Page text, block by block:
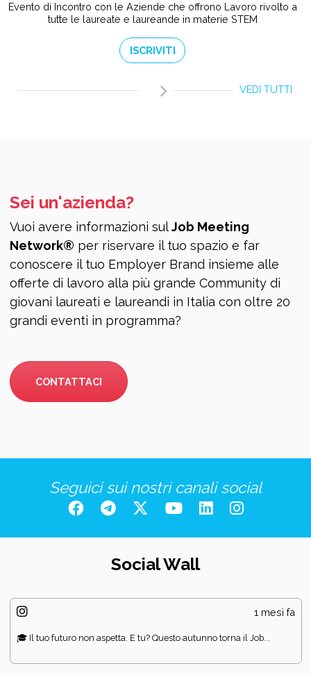
Evento di Incontro con le Aziende che offrono Lavoro rivolto a
tutte le laureate e laureande in materie STEM
ISCRIVITI
VEDI TUTTI
Sei un'azienda?
Vuoi avere informazioni sulJob Meeting
Network® per riservare il tuo spazio e far
conoscere il tuo Employer Brand insieme alle
offerte di lavoro alla più grande Community di
giovani laureati e laureandi in Italia con oltre 20
grandi eventi in programma?
CONTATTACI
Seguici sui nostri canali social
Social Wall
1 mesi fa
🎓 Il tuo futuro non aspetta. E tu? Questo autunno torna il Job...